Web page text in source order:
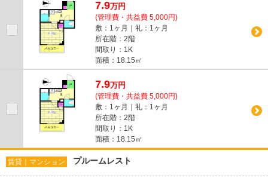
7.9万円
(管理費・共益費 5,000円)
敷：1ヶ月｜礼：1ヶ月
所在階：2階
間取り：1K
面積：18.15㎡
7.9万円
(管理費・共益費 5,000円)
敷：1ヶ月｜礼：1ヶ月
所在階：2階
間取り：1K
面積：18.15㎡
賃貸｜マンション プルームレスト